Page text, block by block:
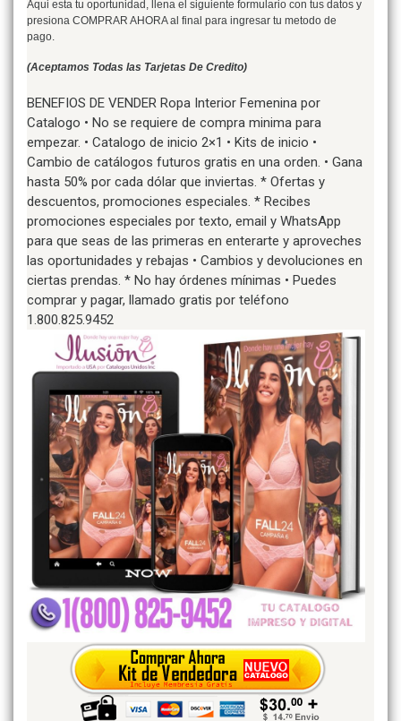
Aqui esta tu oportunidad, llena el siguiente formulario con tus datos y
presiona COMPRAR AHORA al final para ingresar tu metodo de
pago.
(Aceptamos Todas las Tarjetas De Credito)
BENEFIOS DE VENDER Ropa Interior Femenina por
Catalogo • No se requiere de compra minima para
empezar. • Catalogo de inicio 2×1 • Kits de inicio •
Cambio de catálogos futuros gratis en una orden. • Gana
hasta 50% por cada dólar que inviertas. * Ofertas y
descuentos, promociones especiales. * Recibes
promociones especiales por texto, email y WhatsApp
para que seas de las primeras en enterarte y aproveches
las oportunidades y rebajas • Cambios y devoluciones en
ciertas prendas. * No hay órdenes mínimas • Puedes
comprar y pagar, llamado gratis por teléfono
1.800.825.9452